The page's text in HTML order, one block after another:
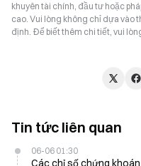
khuyên tài chính, đầu tư hoặc
cao. Vui lòng không chỉ dựa vào
định. Để biết thêm chi tiết, vui
Tin tức liên quan
06-06 01:30
Các chỉ số chứng